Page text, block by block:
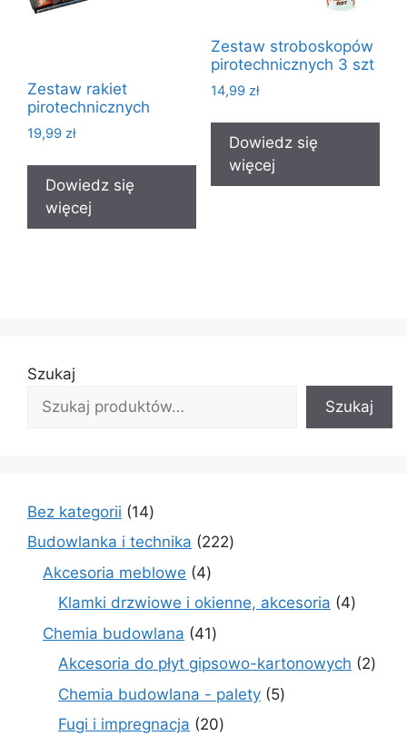
Zestaw rakiet
pirotechnicznych
19,99 zł
Dowiedz się
więcej
Zestaw stroboskopów
pirotechnicznych 3 szt
14,99 zł
Dowiedz się
więcej
Szukaj
Szukaj
Bez kategorii 1414
produktów
Budowlanka i technika 222222
Akcesoria meblowe 44
produkty
Klamki drzwiowe i okienne, akcesoria 44
Chemia budowlana 4141
produktów
Akcesoria do płyt gipsowo-kartonowych 22
Chemia budowlana - palety 55
Fugi i impregnacja 2020